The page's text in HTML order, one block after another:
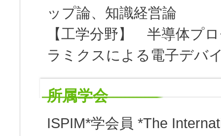
ップ論、知識経営論
【工学分野】 半導体プ
ラミクスによる電子デバ
所属学会
ISPIM*学会員 *The